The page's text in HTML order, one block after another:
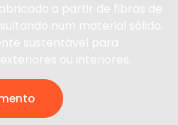
a partir de fibras de
num material sólido,
sustentável para
ou interiores.